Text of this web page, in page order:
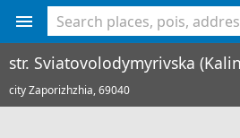
str. Sviatovolodymyrivska
city Zaporizhzhia,69040
<% console.log(hcard) %>